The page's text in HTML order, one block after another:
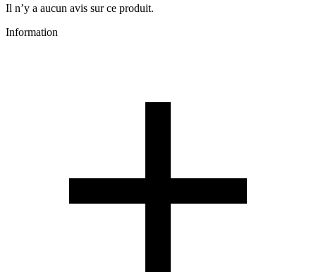
Il n’y a aucun avis sur ce produit.
Information